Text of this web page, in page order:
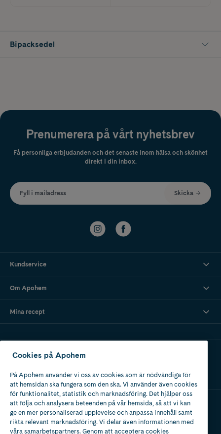
Bipacksedel
Prenumerera på vårt nyhetsbrev
Få personliga erbjudanden och det senaste inom hälsa och skönhet
direkt i din inbox.
Fyll i mailadress Skicka
Kundservice
Om Apohem
Mina recept
Ladda ner vår app
Apotek med tillstånd
av Läkemedelsverket
Cookies på Apohem
På Apohem använder vi oss av cookies som är nödvändiga för
att hemsidan ska fungera som den ska. Vi använder även cookies
för funktionalitet, statistik och marknadsföring. Det hjälper oss
att följa och analysera beteenden på vår hemsida, så att vi kan
ge en mer personaliserad upplevelse och anpassa innehåll samt
rikta relevant marknadsföring. Vi delar även informationen med
våra samarbetspartners. Genom att acceptera cookies